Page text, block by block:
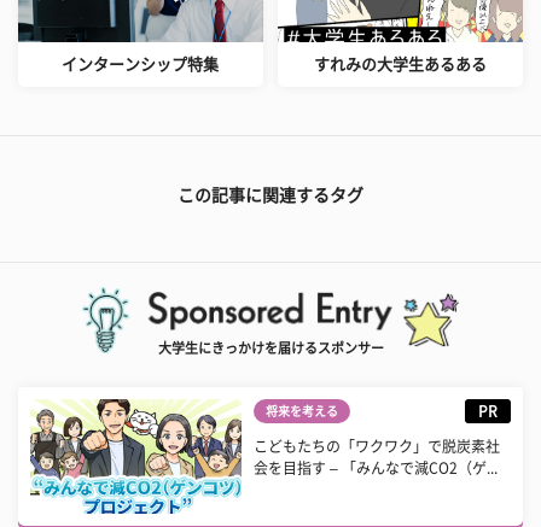
インターンシップ特集 すれみの大学生あるある
この記事に関連するタグ
大学生にきっかけを届けるスポンサー
将来を考える PR
こどもたちの「ワクワク」で脱炭素社
会を目指す – 「みんなで減CO2（ゲ...